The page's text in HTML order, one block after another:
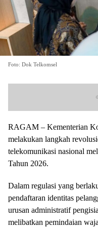
Foto: Dok Telkomsel
RAGAM – Kementerian
melakukan langkah
telekomunikasi nasional
Tahun 2026.
Dalam regulasi yang
pendaftaran identitas
urusan administratif
melibatkan pemindaian